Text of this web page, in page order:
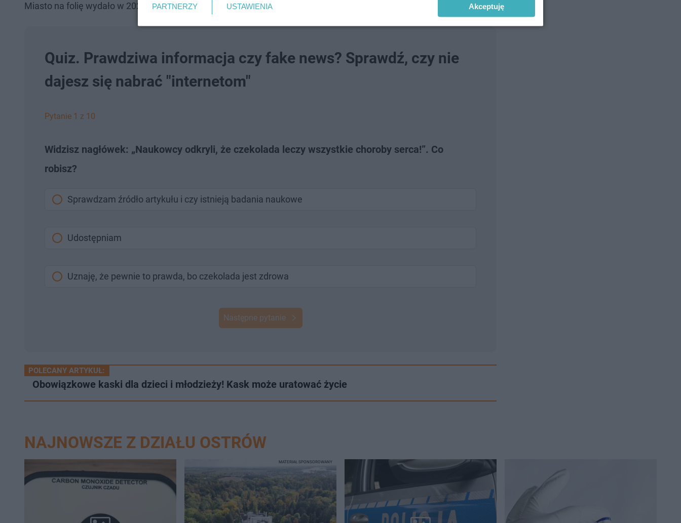
Miasto na folię wydało w 2021 roku 400 tysięcy złotych.
Quiz. Prawdziwa informacja czy fake news? Sprawdź, czy nie
dajesz się nabrać "internetom"
Pytanie 1 z 10
Widzisz nagłówek: „Naukowcy odkryli, że czekolada leczy wszystkie choroby serca!”. Co
robisz?
Sprawdzam źródło artykułu i czy istnieją badania naukowe
Udostępniam
Uznaję, że pewnie to prawda, bo czekolada jest zdrowa
Następne pytanie
POLECANY ARTYKUŁ:
Obowiązkowe kaski dla dzieci i młodzieży! Kask może uratować życie
NAJNOWSZE Z DZIAŁU OSTRÓW
MATERIAŁ SPONSOROWANY
PARTNERZY USTAWIENIA Akceptuję